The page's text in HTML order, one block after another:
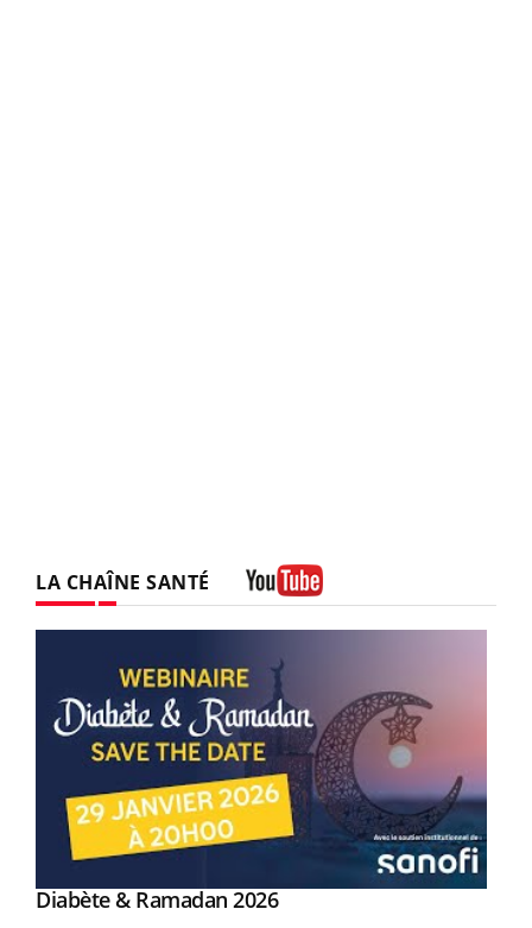
LA CHAÎNE SANTÉ
Youtube
Diabète & Ramadan 2026Youtube
Youtube
Un « jumeau numérique » pour faciliter l’accès